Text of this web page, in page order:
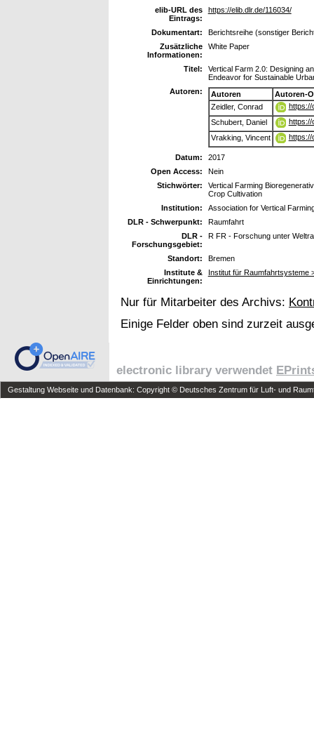
elib-URL des
Eintrags:
https://elib.dlr.de/116034/
Dokumentart:
Berichtsreihe (sonstiger
Zusätzliche
Informationen:
White Paper
Titel:
Vertical Farm 2.0: Designing
Endeavor for Sustainable
Autoren:
Autoren
Autoren-
Zeidler, Conrad
https://
Schubert, Daniel
https://
Vrakking, Vincent
https://
Datum:
2017
Open Access:
Nein
Stichwörter:
Vertical Farming
Crop Cultivation
Institution:
Association for Vertical
DLR - Schwerpunkt:
Raumfahrt
DLR -
Forschungsgebiet:
R FR - Forschung unter
Standort:
Bremen
Institute &
Einrichtungen:
Institut für Raumfahrtsysteme
Nur für Mitarbeiter des Archivs:
Einige Felder oben sind zurzeit
electronic library verwendet
Gestaltung Webseite und Datenbank: Copyright © Deutsches Zentrum für Luft- und